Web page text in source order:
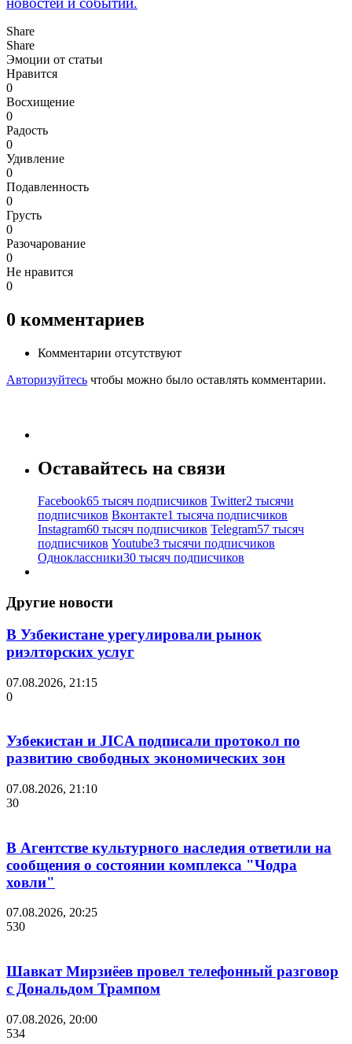
Share
Share
Эмоции от статьи
Нравится
0
Восхищение
0
Радость
0
Удивление
0
Подавленность
0
Грусть
0
Разочарование
0
Не нравится
0
0 комментариев
Комментарии отсутствуют
Авторизуйтесь чтобы можно было оставлять комментарии.
Оставайтесь на связи
Facebook65 тысяч подписчиков Twitter2 тысячи
подписчиков Вконтакте1 тысяча подписчиков
Instagram60 тысяч подписчиков Telegram57 тысяч
подписчиков Youtube3 тысячи подписчиков
Одноклассники30 тысяч подписчиков
Другие новости
В Узбекистане урегулировали рынок
риэлторских услуг
07.08.2026, 21:15
0
Узбекистан и JICA подписали протокол по
развитию свободных экономических зон
07.08.2026, 21:10
30
В Агентстве культурного наследия ответили на
сообщения о состоянии комплекса "Чодра
ховли"
07.08.2026, 20:25
530
Шавкат Мирзиёев провел телефонный разговор
с Дональдом Трампом
07.08.2026, 20:00
534